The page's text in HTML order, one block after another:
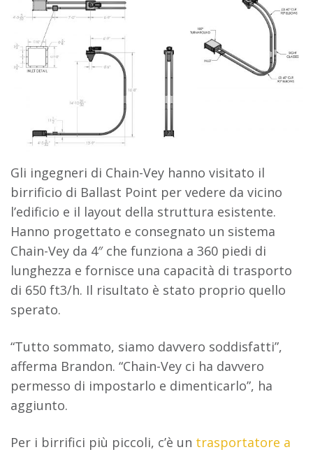
Gli ingegneri di Chain-Vey hanno visitato il
birrificio di Ballast Point per vedere da vicino
l’edificio e il layout della struttura esistente.
Hanno progettato e consegnato un sistema
Chain-Vey da 4″ che funziona a 360 piedi di
lunghezza e fornisce una capacità di trasporto
di 650 ft3/h. Il risultato è stato proprio quello
sperato.
“Tutto sommato, siamo davvero soddisfatti”,
afferma Brandon. “Chain-Vey ci ha davvero
permesso di impostarlo e dimenticarlo”, ha
aggiunto.
Per i birrifici più piccoli, c’è un trasportatore a